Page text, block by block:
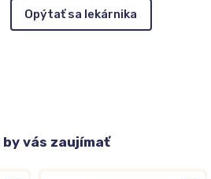
Opýtať sa lekárnika
by vás zaujímať